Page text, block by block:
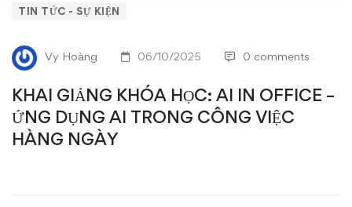
KHAI
GIẢNG
KHÓA
HỌC:
AI
TIN TỨC - SỰ KIỆN
Vy Hoàng 06/10/2025 0 comments
KHAI GIẢNG KHÓA HỌC: AI IN OFFICE –
ỨNG DỤNG AI TRONG CÔNG VIỆC
HÀNG NGÀY